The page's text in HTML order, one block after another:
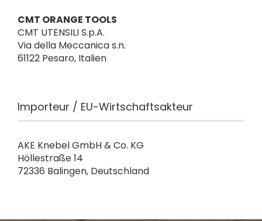
CMT ORANGE TOOLS
CMT UTENSILI S.p.A.
Via della Meccanica s.n.
61122 Pesaro, Italien
Importeur / EU-Wirtschaftsakteur
AKE Knebel GmbH & Co. KG
Höllestraße 14
72336 Balingen, Deutschland